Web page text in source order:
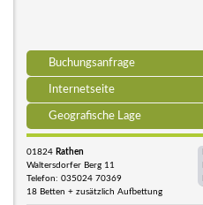
Buchungsanfrage
Internetseite
Geografische Lage
01824 Rathen
Waltersdorfer Berg 11
Telefon: 035024 70369
18 Betten + zusätzlich Aufbettung